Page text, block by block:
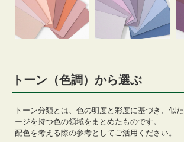
トーン（色調）から選ぶ
トーン分類とは、色の明度と彩度に基づき、似
ージを持つ色の領域をまとめたものです。
配色を考える際の参考としてご活用ください。